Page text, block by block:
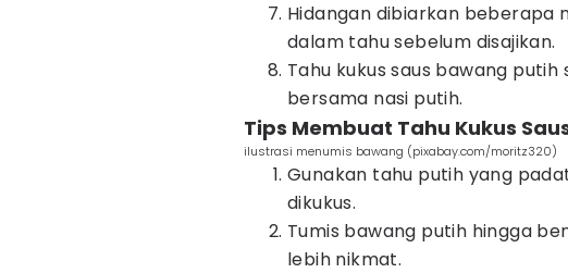
Hidangan dibiarkan beberapa
dalam tahu sebelum disajikan.
Tahu kukus saus bawang
bersama nasi putih.
Tips Membuat Tahu Kukus
ilustrasi menumis bawang (pixabay.com/moritz320)
Gunakan tahu putih yang
dikukus.
Tumis bawang putih hingga
lebih nikmat.